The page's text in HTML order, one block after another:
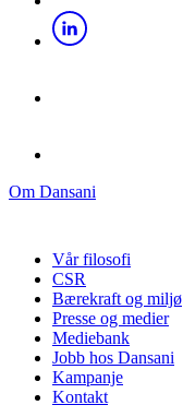
Om Dansani
Vår filosofi
CSR
Bærekraft og miljø
Presse og medier
Mediebank
Jobb hos Dansani
Kampanje
Kontakt